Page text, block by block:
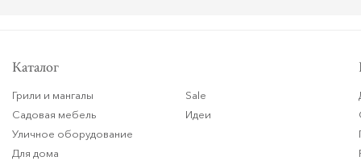
Каталог
Грили и мангалы
Садовая мебель
Уличное оборудование
Для дома
Sale
Идеи